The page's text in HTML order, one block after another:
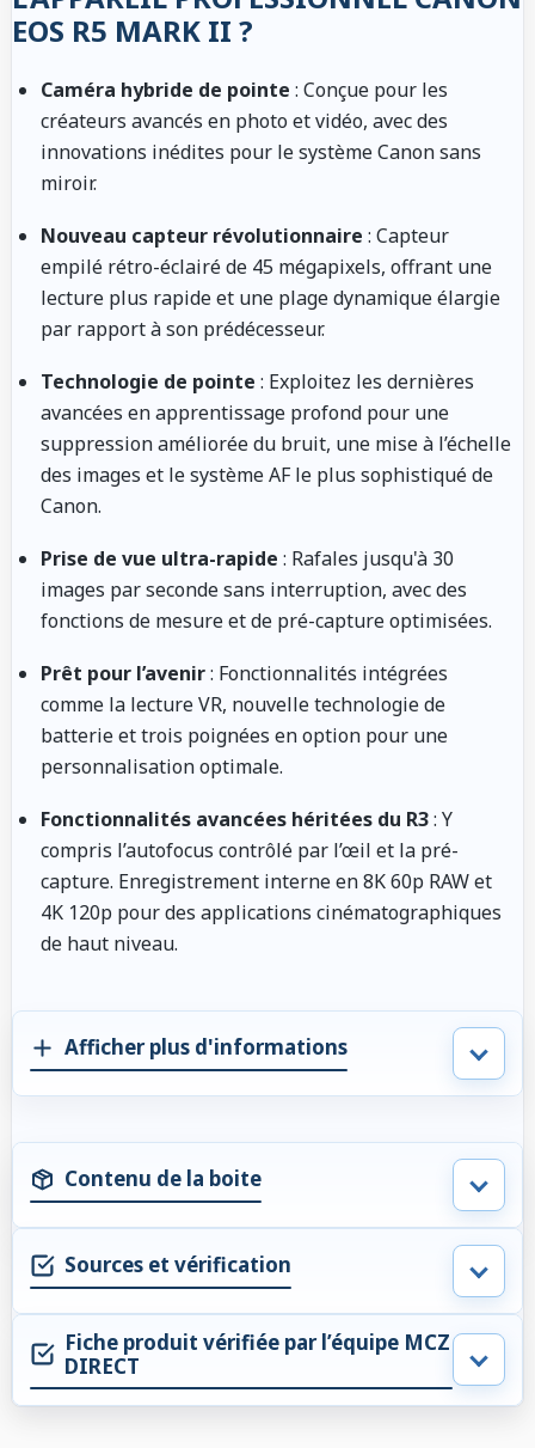
EOS R5 MARK II ?
Caméra hybride de pointe : Conçue pour les
créateurs avancés en photo et vidéo, avec des
innovations inédites pour le système Canon sans
miroir.
Nouveau capteur révolutionnaire : Capteur
empilé rétro-éclairé de 45 mégapixels, offrant une
lecture plus rapide et une plage dynamique élargie
par rapport à son prédécesseur.
Technologie de pointe : Exploitez les dernières
avancées en apprentissage profond pour une
suppression améliorée du bruit, une mise à l’échelle
des images et le système AF le plus sophistiqué de
Canon.
Prise de vue ultra-rapide : Rafales jusqu'à 30
images par seconde sans interruption, avec des
fonctions de mesure et de pré-capture optimisées.
Prêt pour l’avenir: Fonctionnalités intégrées
comme la lecture VR, nouvelle technologie de
batterie et trois poignées en option pour une
personnalisation optimale.
Fonctionnalités avancées héritées du R3: Y
compris l’autofocus contrôlé par l’œil et la pré-
capture. Enregistrement interne en 8K 60p RAW et
4K 120p pour des applications cinématographiques
de haut niveau.
Afficher plus d'informations
Contenu de la boite
Sources et vérification
Fiche produit vérifiée par l’équipe MCZ
DIRECT